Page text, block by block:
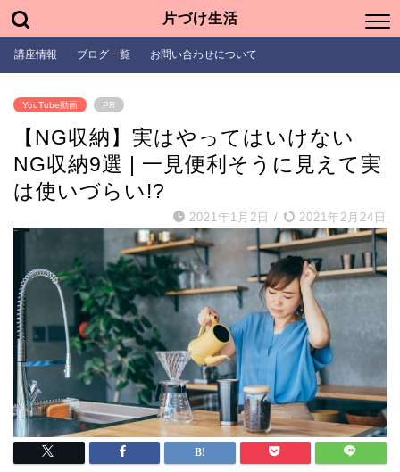
片づけ生活
講座情報 ブログ一覧 お問い合わせについて
YouTube動画 PR
【NG収納】実はやってはいけない
NG収納9選 | 一見便利そうに見えて実
は使いづらい!?
2021年1月2日 / 2021年2月24日